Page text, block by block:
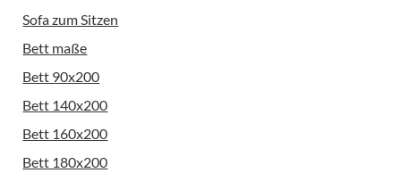
Sofa zum Sitzen
Bett maße
Bett 90x200
Bett 140x200
Bett 160x200
Bett 180x200